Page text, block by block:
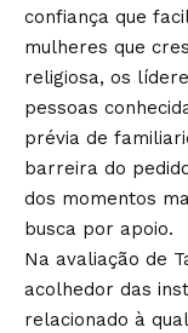
confiança que
mulheres que
religiosa, os
pessoas
prévia de
barreira do
dos momentos
busca por apoio.
Na avaliação de
acolhedor das
relacionado à